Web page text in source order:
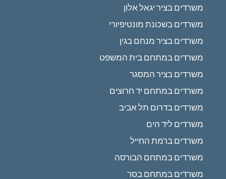
משרדים בציר יגאל אלון
משרדים בשכונת מונטיפיורי
משרדים בציר מנחם בגין
משרדים במתחם בית המשפט
משרדים בציר המסגר
משרדים במתחם יד חרוצים
משרדים בדרום תל אביב
משרדים ליד הים
משרדים ברמת החייל
משרדים במתחם הבורסה
משרדים במתחם בסר